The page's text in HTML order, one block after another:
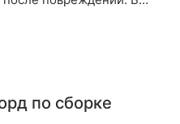
по сборке